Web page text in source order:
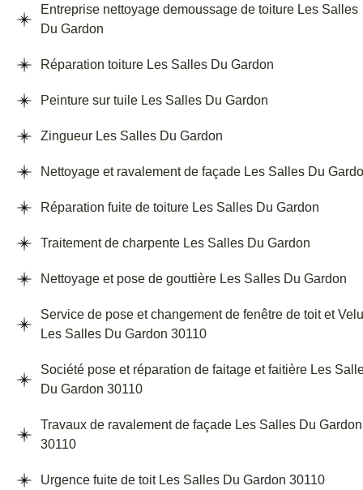
Entreprise nettoyage demoussage de toiture Les Salles
Du Gardon
Réparation toiture Les Salles Du Gardon
Peinture sur tuile Les Salles Du Gardon
Zingueur Les Salles Du Gardon
Nettoyage et ravalement de façade Les Salles Du
Réparation fuite de toiture Les Salles Du Gardon
Traitement de charpente Les Salles Du Gardon
Nettoyage et pose de gouttière Les Salles Du Gardon
Service de pose et changement de fenêtre de toit et
Les Salles Du Gardon 30110
Société pose et réparation de faitage et faitière Les
Du Gardon 30110
Travaux de ravalement de façade Les Salles Du Gardon
30110
Urgence fuite de toit Les Salles Du Gardon 30110